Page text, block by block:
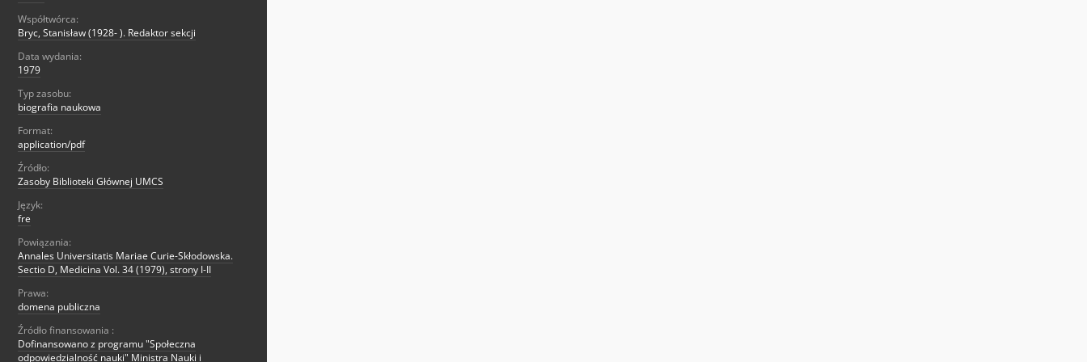
Współtwórca:
Bryc, Stanisław (1928- ). Redaktor sekcji
Data wydania:
1979
Typ zasobu:
biografia naukowa
Format:
application/pdf
Źródło:
Zasoby Biblioteki Głównej UMCS
Język:
fre
Powiązania:
Annales Universitatis Mariae Curie-Skłodowska.
Sectio D, Medicina Vol. 34 (1979), strony I-II
Prawa:
domena publiczna
Źródło finansowania :
Dofinansowano z programu "Społeczna
odpowiedzialność nauki" Ministra Nauki i